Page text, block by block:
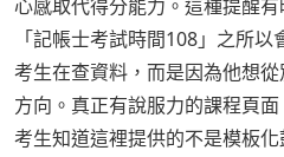
心感取代得分能力。這種提醒
「記帳士考試時間108」之所
考生在查資料，而是因為他想
方向。真正有說服力的課程頁
考生知道這裡提供的不是模板